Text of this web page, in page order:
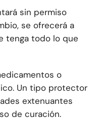
sin permiso
se ofrecerá a
tenga todo lo que
o
Un tipo protector
extenuantes
de curación.